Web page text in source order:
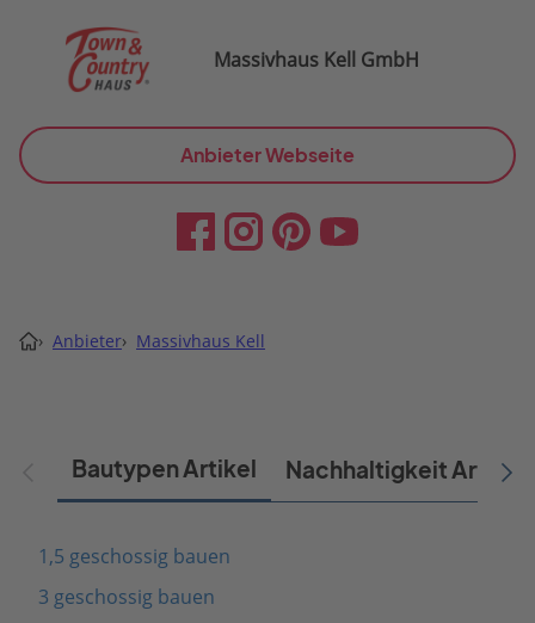
Massivhaus Kell GmbH
Anbieter Webseite
› Anbieter› Massivhaus Kell
Bautypen Artikel Nachhaltigkeit Artikel
1,5 geschossig bauen
3 geschossig bauen